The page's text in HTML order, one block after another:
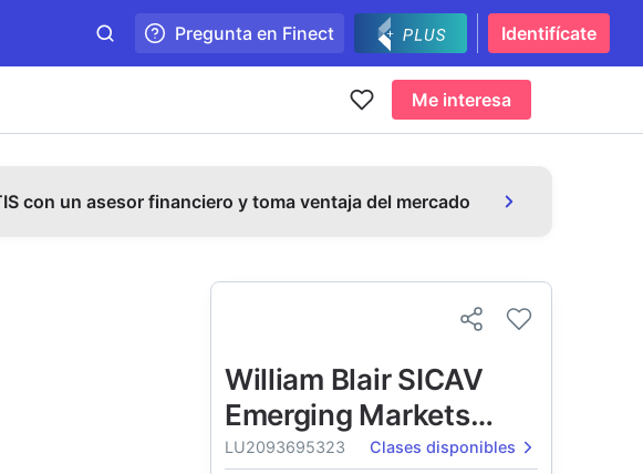
Pregunta en Finect Identifícate
Me interesa
con un asesor financiero y toma ventaja del mercado
William Blair SICAV
Emerging Markets
Debt Local Currency
LU2093695323 Clases disponibles